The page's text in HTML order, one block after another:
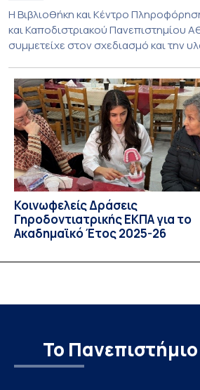
Η Βιβλιοθήκη και Κέντρο
και Καποδιστριακού Πανεπιστημίου
συμμετείχε στον σχεδιασμό και την
Libraries and Participatory Culture”
πραγματοποιήθηκε με διαδικτυακές
εκπαιδευτικές δράσεις από τις 3
2026. Το πρόγραμμα αποτελεί […]
Κοινωφελείς Δράσεις
Γηροδοντιατρικής ΕΚΠΑ για το
Ακαδημαϊκό Έτος 2025-26
Το